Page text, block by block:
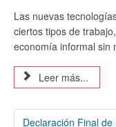
Las nuevas
ciertos tipos de
economía informal sin
Leer más...
Declaración Final